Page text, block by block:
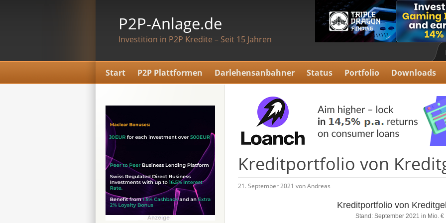
P2P-Anlage.de
Investition in P2P Kredite – Seit 15 Jahren
Start P2P Plattformen Darlehensanbahner Status Portfolio Downloads
Kreditportfolio von
21. September 2021 von Andreas
Kreditportfolio von
Stand: September 2021 in Mio. €